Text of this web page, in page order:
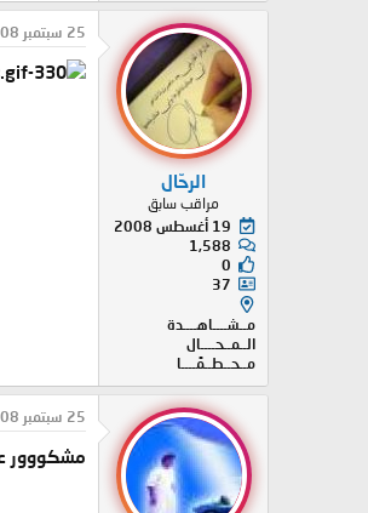
الرحّال
مراقب سابق
19 أغسطس 2008
1,588
0
37
مــشــــاهــــدة
الــمــحــــال
مــحــطــمًــــا
25 سبتمبر 2008
25 سبتمبر 2008
مشكووور